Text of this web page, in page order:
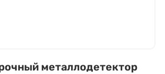
металлодетектор